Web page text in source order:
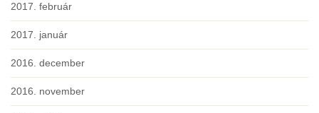
2017. február
2017. január
2016. december
2016. november